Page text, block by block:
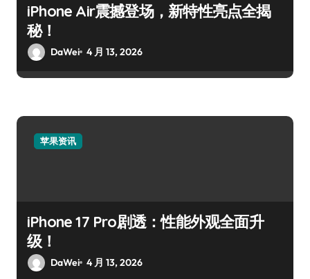
iPhone Air震撼登场，新特性亮点全揭
秘！
DaWei 4 月 13, 2026
苹果资讯
iPhone 17 Pro剧透：性能外观全面升
级！
DaWei 4 月 13, 2026